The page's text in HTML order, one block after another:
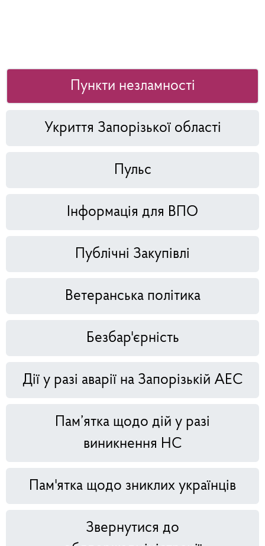
Пункти незламності
Укриття Запорізької області
Пульс
Інформація для ВПО
Публічні Закупівлі
Ветеранська політика
Безбар'єрність
Дії у разі аварії на Запорізькій АЕС
Пам’ятка щодо дій у разі
виникнення НС
Пам'ятка щодо зниклих українців
Звернутися до